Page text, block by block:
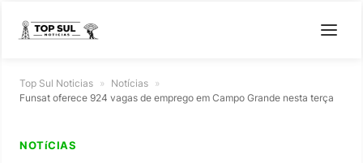
Top Sul Noticias » Notícias »
Funsat oferece 924 vagas de emprego em Campo Grande nesta terça
NOTíCIAS